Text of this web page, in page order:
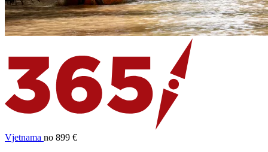
Vjetnama no 899 €